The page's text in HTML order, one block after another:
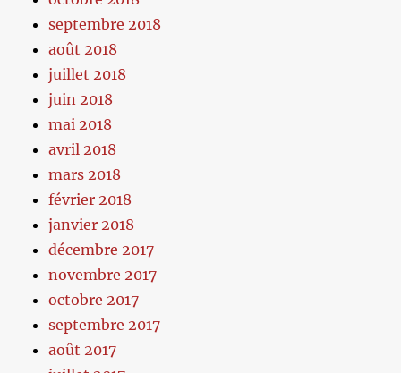
septembre 2018
août 2018
juillet 2018
juin 2018
mai 2018
avril 2018
mars 2018
février 2018
janvier 2018
décembre 2017
novembre 2017
octobre 2017
septembre 2017
août 2017